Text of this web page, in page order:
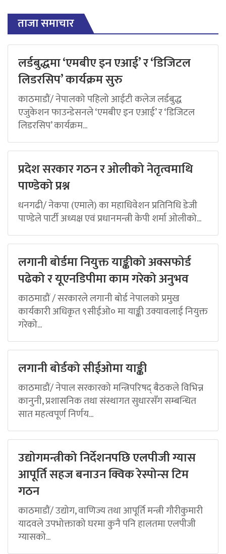
ताजा समाचार
लर्डबुद्धमा ‘एमबीए इन एआई’ र ‘डिजिटल
लिडरसिप’ कार्यक्रम सुरु
काठमाडौं/ नेपालको पहिलो आईटी कलेज लर्डबुद्ध
एजुकेशन फाउन्डेसनले ‘एमबीए इन एआई’ र ‘डिजिटल
लिडरसिप’ कार्यक्रम...
प्रदेश सरकार गठन र ओलीको नेतृत्वमाथि
पाण्डेको प्रश्न
धनगढी/ नेकपा (एमाले) का महाधिवेशन प्रतिनिधि डेजी
पाण्डेले पार्टी अध्यक्ष एवं प्रधानमन्त्री केपी शर्मा ओलीको...
लगानी बोर्डमा नियुक्त याङ्कीको अक्सफोर्ड
पढेको र यूएनडिपीमा काम गरेको अनुभव
काठमाडौं / सरकारले लगानी बोर्ड नेपालको प्रमुख
कार्यकारी अधिकृत ९सीईओ० मा याङ्की उक्यावलाई नियुक्त
गरेको...
लगानी बोर्डको सीईओमा याङ्की
काठमाडौं/ नेपाल सरकारको मन्त्रिपरिषद् बैठकले विभिन्न
कानुनी, प्रशासनिक तथा संस्थागत सुधारसँग सम्बन्धित
सात महत्वपूर्ण निर्णय...
उद्योगमन्त्रीको निर्देशनपछि एलपीजी ग्यास
आपूर्ति सहज बनाउन क्विक रेस्पोन्स टिम
गठन
काठमाडौं/ उद्योग, वाणिज्य तथा आपूर्ति मन्त्री गौरीकुमारी
यादवले उपभोक्ताको घरमा कुनै पनि हालतमा एलपीजी
ग्यासको...